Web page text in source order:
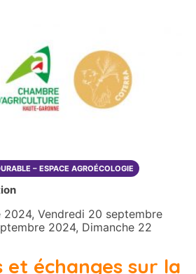
– ESPACE AGROÉCOLOGIE
Vendredi 20 septembre
2024, Dimanche 22
et échanges sur la